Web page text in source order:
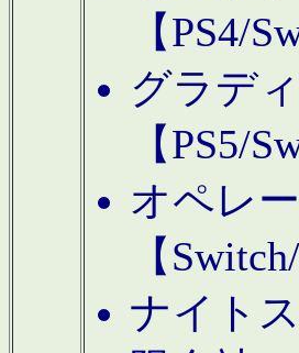
【PS4/
グラデ
【PS5/
オペレ
【
ナイト